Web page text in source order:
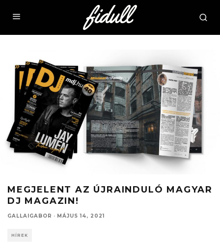
MEGJELENT AZ ÚJRAINDULÓ MAGYAR
DJ MAGAZIN!
GALLAIGABOR · MÁJUS 14, 2021
HÍREK